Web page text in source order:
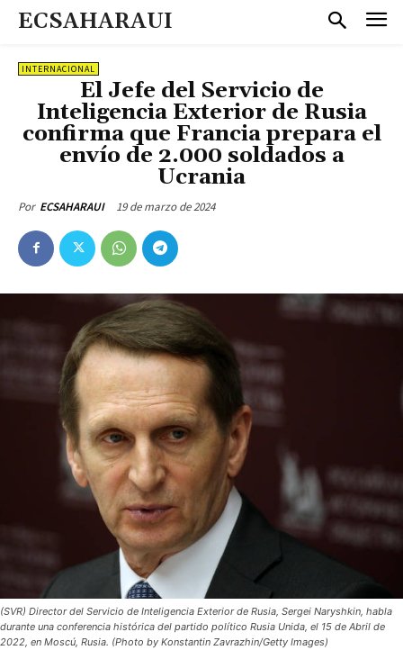
ECSAHARAUI
INTERNACIONAL
El Jefe del Servicio de
Inteligencia Exterior de Rusia
confirma que Francia prepara el
envío de 2.000 soldados a
Ucrania
Por ECSAHARAUI 19 de marzo de 2024
(SVR) Director del Servicio de Inteligencia Exterior de Rusia, Sergei Naryshkin, habla
durante una conferencia histórica del partido político Rusia Unida, el 15 de Abril de
2022, en Moscú, Rusia. (Photo by Konstantin Zavrazhin/Getty Images)